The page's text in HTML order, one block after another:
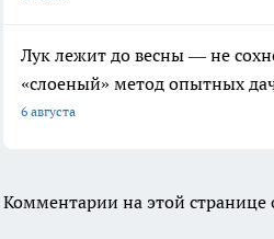
Лук лежит до весны — не
«слоеный» метод опытных
6 августа
Комментарии на этой